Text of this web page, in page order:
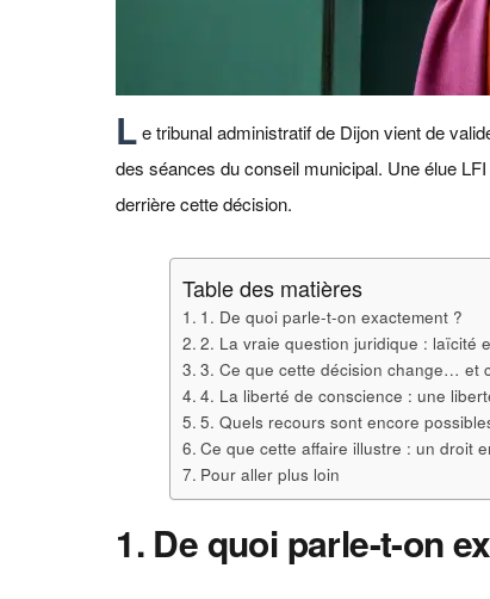
Le tribunal administratif de Dijon vient de
des séances du conseil municipal. Une élue
derrière cette décision.
Table des matières
1. De quoi parle-t-on exactement ?
2. La vraie question juridique : laïcité
3. Ce que cette décision change… et
4. La liberté de conscience : une
5. Quels recours sont encore
Ce que cette affaire illustre : un droit
Pour aller plus loin
1. De quoi parle-t-on